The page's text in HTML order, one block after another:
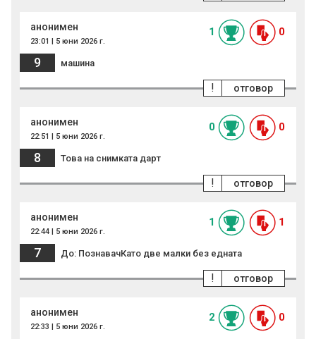
анонимен
23:01 | 5 юни 2026 г.
1 0
9 машина
отговор
!
анонимен
22:51 | 5 юни 2026 г.
0 0
8 Това на снимката дарт
отговор
!
анонимен
22:44 | 5 юни 2026 г.
1 1
7 До: ПознавачКато две малки без едната
отговор
!
анонимен
22:33 | 5 юни 2026 г.
2 0